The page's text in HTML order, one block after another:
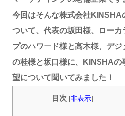
今回はそんな株式会社KINSHA
ついて、代表の坂田様、ロー
プのハワード様と高木様、デ
の桂様と坂口様に、KINSHAの
望について聞いてみました！
目次 [非表示]